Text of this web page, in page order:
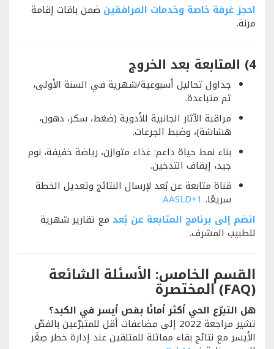
احجز غرفة خاصة وخدمات المرافقين ضمن باقات إقامة
مرنة.
4) المتابعة بعد الخروج
جداول تحاليل أسبوعية/شهرية في السنة الأولى،
ثم متباعدة.
مراقبة الآثار الجانبية للأدوية (ضغط، سكر، دهون،
هشاشة)، وضبط الجرعات.
بناء نمط حياة داعم: غذاء متوازن، رياضة خفيفة، نوم
جيد، إيقاف التدخين.
قناة متابعة عن بُعد لإرسال النتائج وتعديل الخطة
سريعًا. AASLD+1
انضم إلى برنامج المتابعة عن بُعد مع تقارير شهرية
للطبيب المشرف.
القسم الخامس: الأسئلة الشائعة
(FAQ) المختصرة
هل التبرّع الحي أكثر أمانًا بفص أيسر في الكبد؟
تشير مراجعة 2022 إلى مضاعفات أقل للمتبرّعين بالفصّ
الأيسر مع نتائج بقاء مماثلة للمتلقين عند إدارة خطر صِغَر